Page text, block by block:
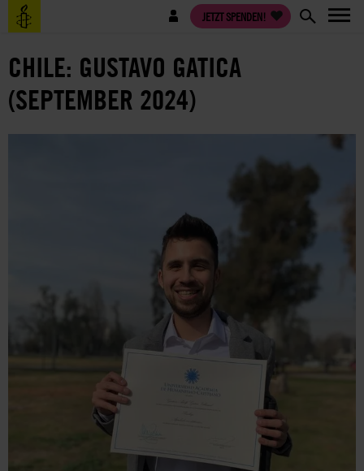
Direkt
zum
Benutzermenü JETZT SPENDEN!
CHILE: GUSTAVO GATICA
(SEPTEMBER 2024)